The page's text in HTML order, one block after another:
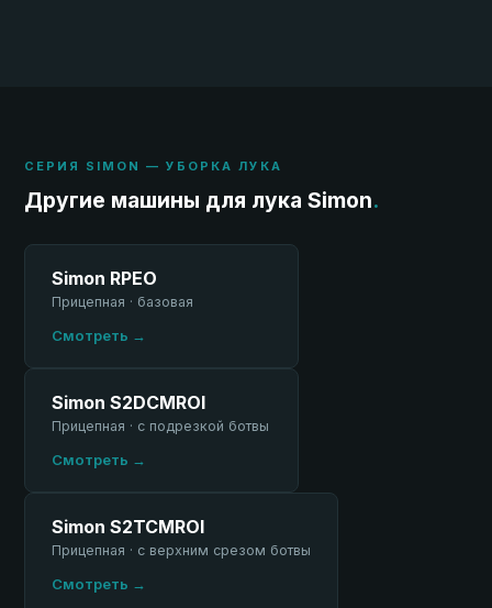
СЕРИЯ SIMON — УБОРКА ЛУКА
Другие машины для лука Simon.
Simon RPEO
Прицепная · базовая
Смотреть →
Simon S2DCMROI
Прицепная · с подрезкой ботвы
Смотреть →
Simon S2TCMROI
Прицепная · с верхним срезом ботвы
Смотреть →